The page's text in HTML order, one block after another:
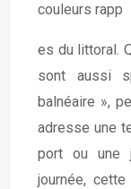
couleurs rapp
es du littoral.
sont aussi
balnéaire »,
adresse une
port ou une
journée,